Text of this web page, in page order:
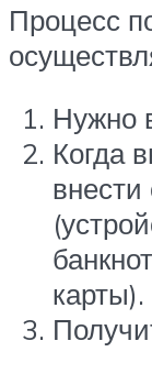
Процесс
Нужно
Когда
карты).